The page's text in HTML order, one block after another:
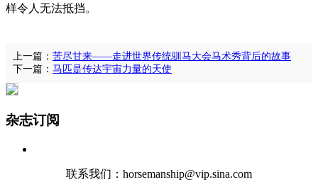
样令人无法抵挡。
上一篇： 苦尽甘来——走进世界传统驯马大会马术秀背后的故事
下一篇： 马匹是传达宇宙力量的天使
杂志订阅
联系我们：horsemanship@vip.sina.com